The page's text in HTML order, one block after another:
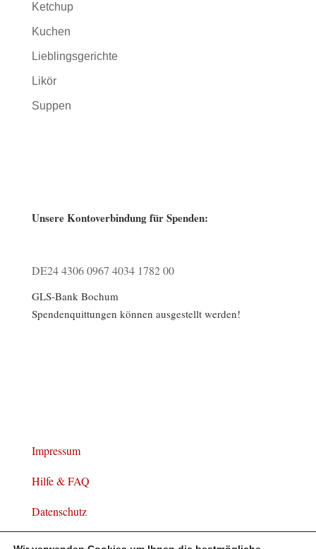
Ketchup
Kuchen
Lieblingsgerichte
Likör
Suppen
Unsere Kontoverbindung für Spenden:
DE24 4306 0967 4034 1782 00
GLS-Bank Bochum
Spendenquittungen können ausgestellt werden!
Impressum
Hilfe & FAQ
Datenschutz